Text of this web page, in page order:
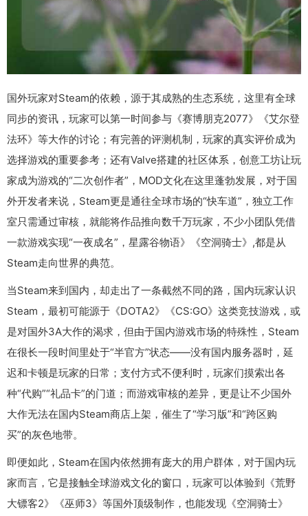
国外玩家对Steam的依赖，源于其成熟的生态系统，这里有全球
同步的资讯，玩家可以第一时间参与《赛博朋克2077》《艾尔登
法环》等大作的讨论；有完善的评测机制，玩家的真实评价成为
选择游戏的重要参考；还有Valve搭建的社区体系，创意工坊让玩
家成为游戏的“二次创作者”，MOD文化在这里蓬勃发展，对于国
外开发者来说，Steam更是通往全球市场的“快车道”，独立工作
室只需通过审核，就能将作品推向数千万玩家，不少小团队凭借
一款游戏实现“一夜成名”，星露谷物语》《空洞骑士》,都是从
Steam走向世界的典范。
当Steam来到国内，却走出了一条截然不同的路，国内玩家认识
Steam，最初可能源于《DOTA2》《CS:GO》这类竞技游戏，或
是对国外3A大作的渴求，但由于国内游戏市场的特殊性，Steam
在很长一段时间里处于“半官方”状态——没有国内服务器时，延
迟和卡顿是玩家的日常；支付方式不便利时，玩家们摸索出各
种“代购”“礼品卡”的门道；而游戏审核的差异，更是让不少国外
大作无法在国内Steam商店上架，催生了“学习版”和“跨区购
买”的灰色地带。
即便如此，Steam在国内依然拥有庞大的用户群体，对于国内玩
家而言，它是接触全球游戏文化的窗口，玩家可以体验到《荒野
大镖客2》《巫师3》等国外顶级制作，也能发现《空洞骑士》